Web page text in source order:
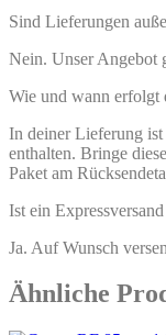
Sind Lieferungen
Nein. Unser Angebot
Wie und wann erfolgt
In deiner Lieferung
enthalten. Bringe
Paket am
Ist ein
Ja. Auf Wunsch
Ähnliche